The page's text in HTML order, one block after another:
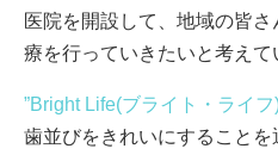
医院を開設して、地域の皆
療を行っていきたいと考えて
”Bright Life(ブライト・ライフ
歯並びをきれいにすること